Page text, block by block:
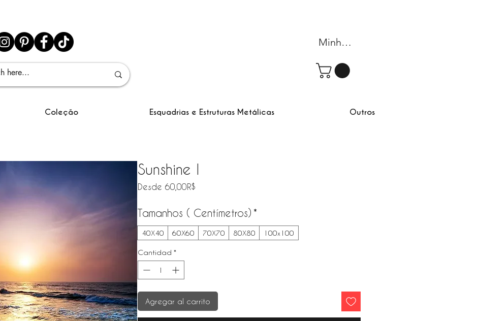
Minha conta
Coleção Esquadrias e Estruturas Metálicas Outros
Sunshine I
Desde 60,00R$Precio
oferta
Tamanhos ( Centímetros) *
40X40 60X60 70X70 80X80 100x100
Cantidad *
Agregar al carrito